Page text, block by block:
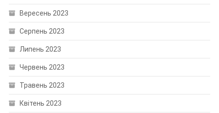
Вересень 2023
Серпень 2023
Липень 2023
Червень 2023
Травень 2023
Квітень 2023